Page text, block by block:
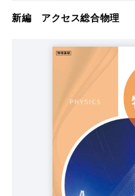
新編 アクセス総合物理